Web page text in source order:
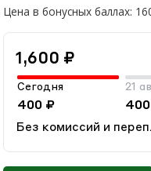
Цена в бонусных баллах:
1,600 ₽
Сегодня
400 ₽
21
Без комиссий и